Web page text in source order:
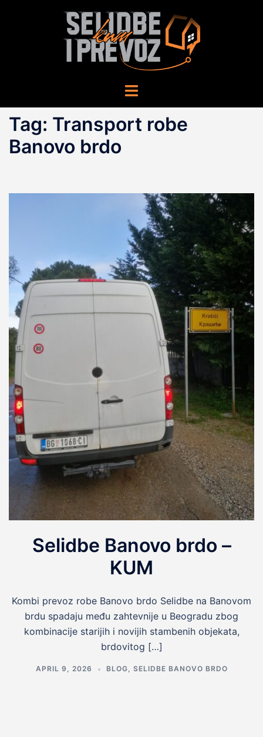
Toggle
Tag: Transport robe
Banovo brdo
Selidbe Banovo brdo –
KUM
Kombi prevoz robe Banovo brdo Selidbe na Banovom
brdu spadaju među zahtevnije u Beogradu zbog
kombinacije starijih i novijih stambenih objekata,
brdovitog […]
APRIL 9, 2026 BLOG, SELIDBE BANOVO BRDO